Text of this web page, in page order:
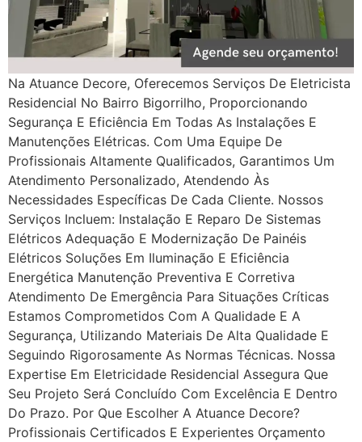
Na Atuance Decore, Oferecemos Serviços De Eletricista
Residencial No Bairro Bigorrilho, Proporcionando
Segurança E Eficiência Em Todas As Instalações E
Manutenções Elétricas. Com Uma Equipe De
Profissionais Altamente Qualificados, Garantimos Um
Atendimento Personalizado, Atendendo Às
Necessidades Específicas De Cada Cliente. Nossos
Serviços Incluem: Instalação E Reparo De Sistemas
Elétricos Adequação E Modernização De Painéis
Elétricos Soluções Em Iluminação E Eficiência
Energética Manutenção Preventiva E Corretiva
Atendimento De Emergência Para Situações Críticas
Estamos Comprometidos Com A Qualidade E A
Segurança, Utilizando Materiais De Alta Qualidade E
Seguindo Rigorosamente As Normas Técnicas. Nossa
Expertise Em Eletricidade Residencial Assegura Que
Seu Projeto Será Concluído Com Excelência E Dentro
Do Prazo. Por Que Escolher A Atuance Decore?
Profissionais Certificados E Experientes Orçamento